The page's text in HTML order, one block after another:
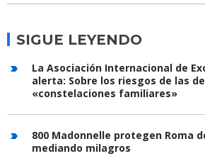
SIGUE LEYENDO
La Asociación Internacional de
alerta: Sobre los riesgos de las
«constelaciones familiares»
800 Madonnelle protegen Roma
mediando milagros